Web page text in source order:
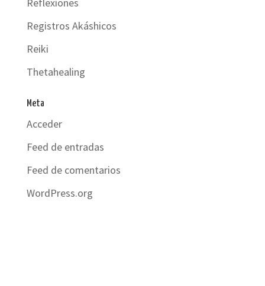
Registros Akáshicos
Reiki
Thetahealing
Meta
Acceder
Feed de entradas
Feed de comentarios
WordPress.org